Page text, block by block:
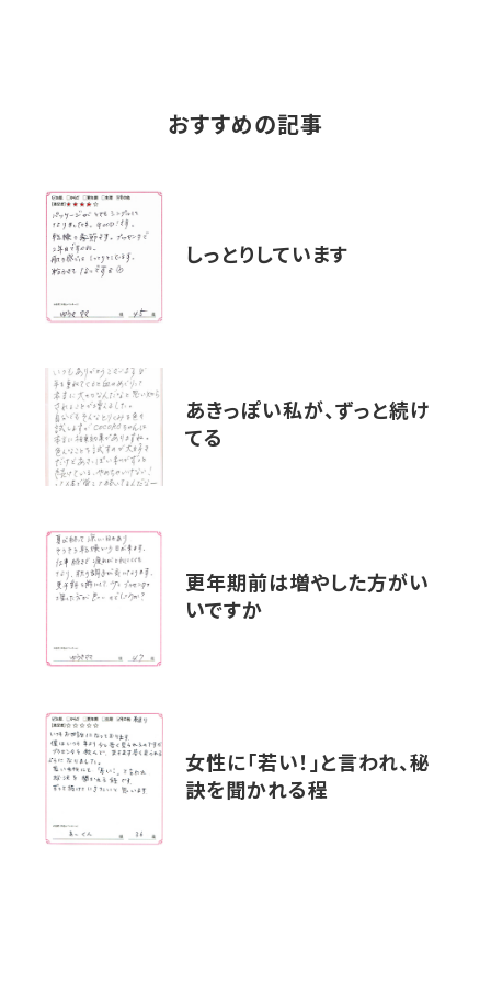
おすすめの記事
しっとりしています
あきっぽい私が、ずっと続け
てる
更年期前は増やした方がい
いですか
女性に「若い！」と言われ、秘
訣を聞かれる程